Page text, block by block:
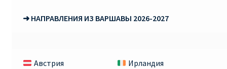
Акции RYANAIR из Варшавы
➜ НАПРАВЛЕНИЯ ИЗ ВАРШАВЫ 2026-2027
Австрия Ирландия